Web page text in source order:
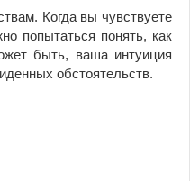
Когда вы чувствуете
попытаться понять, как
быть, ваша интуиция
обстоятельств.